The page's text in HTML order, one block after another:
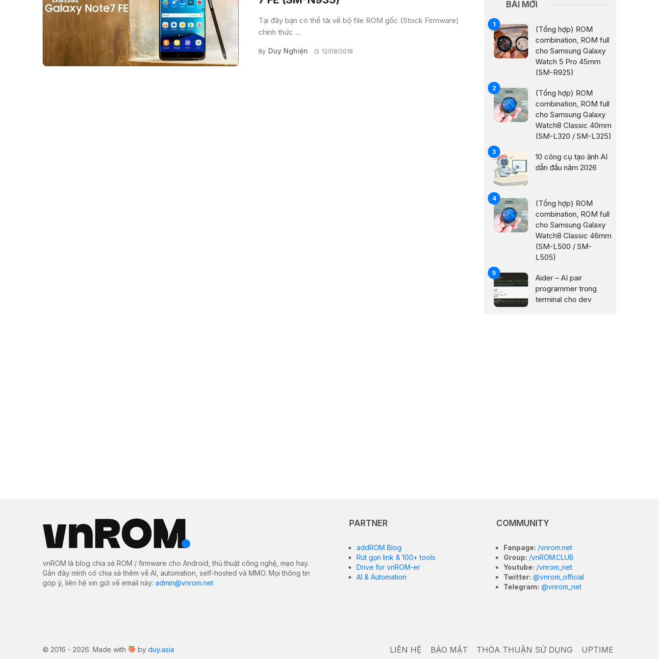
Tại đây bạn có thể tải về bộ file ROM gốc (Stock Firmware)
chính thức ...
By Duy Nghiện 12/08/2018
BÀI MỚI
(Tổng hợp) ROM
combination, ROM full
cho Samsung Galaxy
Watch 5 Pro 45mm
(SM-R925)
(Tổng hợp) ROM
combination, ROM full
cho Samsung Galaxy
Watch8 Classic 40mm
(SM-L320 / SM-L325)
10 công cụ tạo ảnh AI
dẫn đầu năm 2026
(Tổng hợp) ROM
combination, ROM full
cho Samsung Galaxy
Watch8 Classic 46mm
(SM-L500 / SM-
L505)
Aider – AI pair
programmer trong
terminal cho dev
vnROM là blog chia sẻ ROM / firmware cho Android, thủ thuật công nghệ, mẹo hay.
Gần đây mình có chia sẻ thêm về AI, automation, self-hosted và MMO. Mọi thông tin
góp ý, liên hệ xin gửi về email này: admin@vnrom.net
PARTNER
addROM Blog
Rút gọn link & 100+ tools
Drive for vnROM-er
AI & Automation
COMMUNITY
Fanpage: /vnrom.net
Group: /vnROM.CLUB
Youtube: /vnrom_net
Twitter: @vnrom_official
Telegram: @vnrom_net
© 2016 - 2026. Made with by duy.asia LIÊN HỆ BẢO MẬT THỎA THUẬN SỬ DỤNG UPTIME